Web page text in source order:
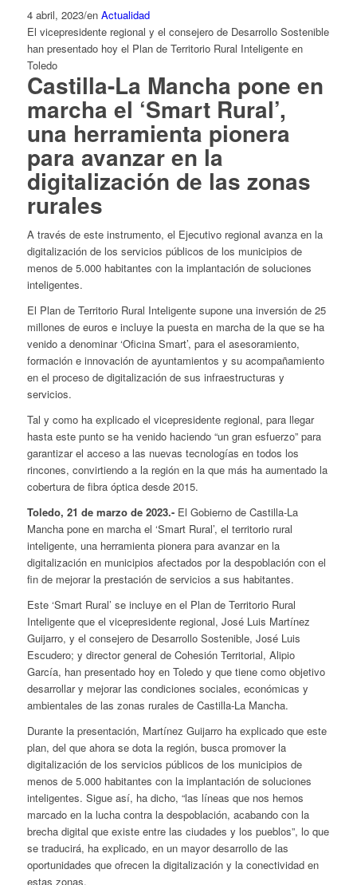
4 abril, 2023/en Actualidad
El vicepresidente regional y el consejero de Desarrollo Sostenible
han presentado hoy el Plan de Territorio Rural Inteligente en
Toledo
Castilla-La Mancha pone en
marcha el ‘Smart Rural’,
una herramienta pionera
para avanzar en la
digitalización de las zonas
rurales
A través de este instrumento, el Ejecutivo regional avanza en la
digitalización de los servicios públicos de los municipios de
menos de 5.000 habitantes con la implantación de soluciones
inteligentes.
El Plan de Territorio Rural Inteligente supone una inversión de 25
millones de euros e incluye la puesta en marcha de la que se ha
venido a denominar ‘Oficina Smart’, para el asesoramiento,
formación e innovación de ayuntamientos y su acompañamiento
en el proceso de digitalización de sus infraestructuras y
servicios.
Tal y como ha explicado el vicepresidente regional, para llegar
hasta este punto se ha venido haciendo “un gran esfuerzo” para
garantizar el acceso a las nuevas tecnologías en todos los
rincones, convirtiendo a la región en la que más ha aumentado la
cobertura de fibra óptica desde 2015.
Toledo, 21 de marzo de 2023.- El Gobierno de Castilla-La
Mancha pone en marcha el ‘Smart Rural’, el territorio rural
inteligente, una herramienta pionera para avanzar en la
digitalización en municipios afectados por la despoblación con el
fin de mejorar la prestación de servicios a sus habitantes.
Este ‘Smart Rural’ se incluye en el Plan de Territorio Rural
Inteligente que el vicepresidente regional, José Luis Martínez
Guijarro, y el consejero de Desarrollo Sostenible, José Luis
Escudero; y director general de Cohesión Territorial, Alipio
García, han presentado hoy en Toledo y que tiene como objetivo
desarrollar y mejorar las condiciones sociales, económicas y
ambientales de las zonas rurales de Castilla-La Mancha.
Durante la presentación, Martínez Guijarro ha explicado que este
plan, del que ahora se dota la región, busca promover la
digitalización de los servicios públicos de los municipios de
menos de 5.000 habitantes con la implantación de soluciones
inteligentes. Sigue así, ha dicho, “las líneas que nos hemos
marcado en la lucha contra la despoblación, acabando con la
brecha digital que existe entre las ciudades y los pueblos”, lo que
se traducirá, ha explicado, en un mayor desarrollo de las
oportunidades que ofrecen la digitalización y la conectividad en
estas zonas.